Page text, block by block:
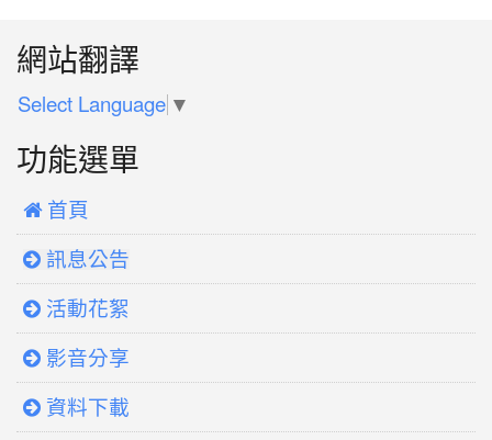
網站翻譯
Select Language ▼
功能選單
 首頁
訊息公告
活動花絮
影音分享
資料下載